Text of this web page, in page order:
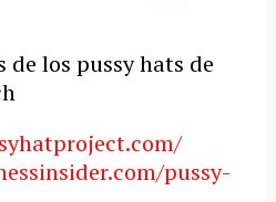
los pussy hats de
pussy-